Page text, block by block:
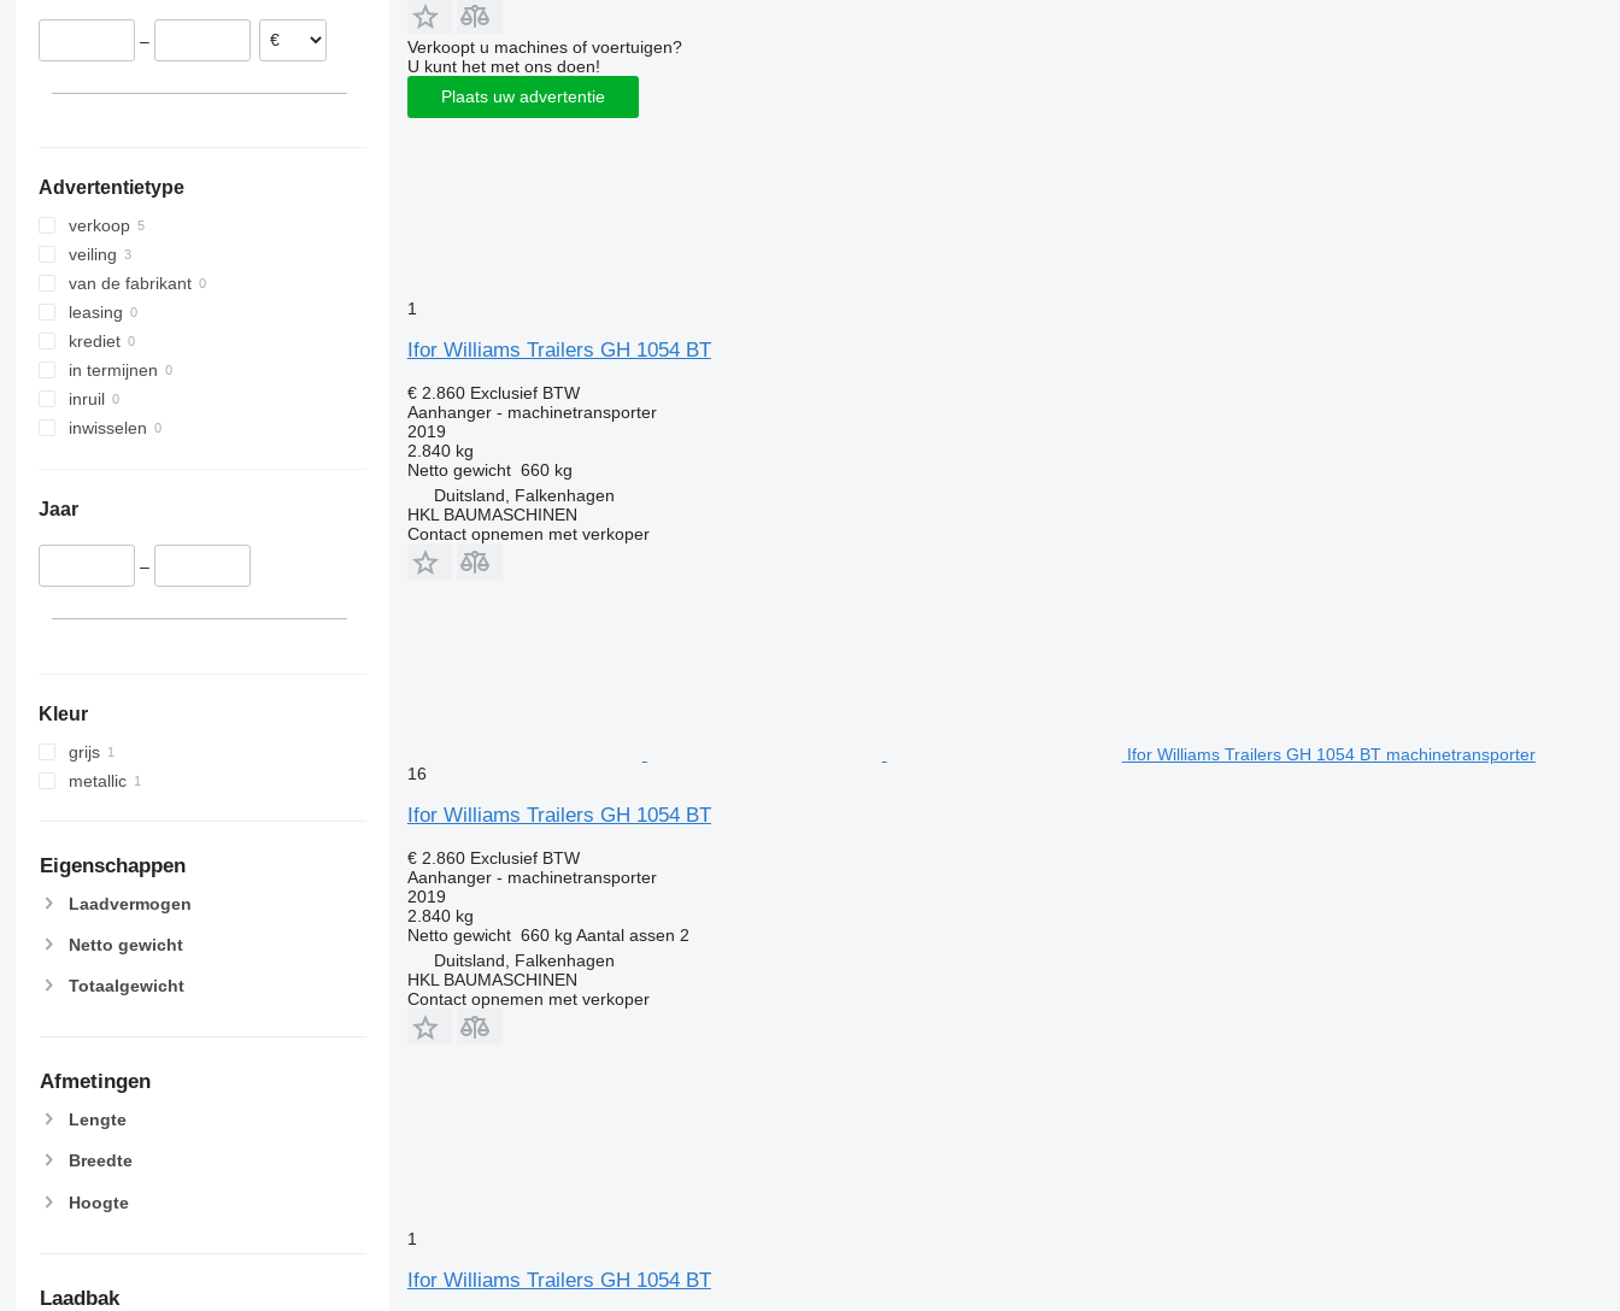
–
Advertentietype
verkoop
veiling
van de fabrikant
leasing
krediet
in termijnen
inruil
inwisselen
Jaar
–
Kleur
grijs
metallic
Eigenschappen
Laadvermogen
Netto gewicht
Totaalgewicht
Afmetingen
Lengte
Breedte
Hoogte
Laadbak
Verkoopt u machines of voertuigen?
U kunt het met ons doen!
Plaats uw advertentie
1
Ifor Williams Trailers GH 1054 BT
€ 2.860 Exclusief BTW
Aanhanger - machinetransporter
2019
2.840 kg
Netto gewicht 660 kg
Duitsland, Falkenhagen
HKL BAUMASCHINEN
Contact opnemen met verkoper
Ifor Williams Trailers GH 1054 BT machinetransporter
16
Ifor Williams Trailers GH 1054 BT
€ 2.860 Exclusief BTW
Aanhanger - machinetransporter
2019
2.840 kg
Netto gewicht 660 kg Aantal assen 2
Duitsland, Falkenhagen
HKL BAUMASCHINEN
Contact opnemen met verkoper
1
Ifor Williams Trailers GH 1054 BT